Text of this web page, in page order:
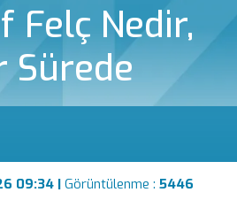
Felç Nedir,
Sürede
09:34 | Görüntülenme : 5446